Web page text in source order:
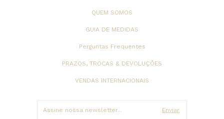
QUEM SOMOS
GUIA DE MEDIDAS
Perguntas Frequentes
PRAZOS, TROCAS & DEVOLUÇÕES
VENDAS INTERNACIONAIS